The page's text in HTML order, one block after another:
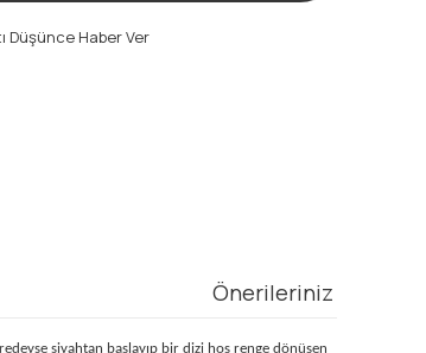
Düşünce Haber Ver
Önerileriniz
siyahtan başlayıp bir dizi hoş renge dönüşen